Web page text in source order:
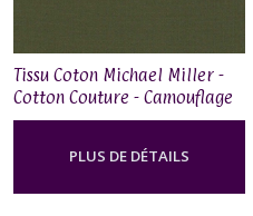
Tissu Coton Michael Miller -
Cotton Couture - Camouflage
PLUS DE DÉTAILS